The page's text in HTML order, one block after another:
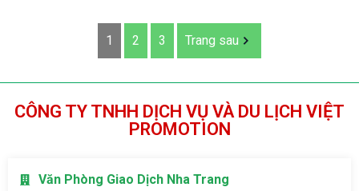
1 2 3 Trang sau
CÔNG TY TNHH DỊCH VỤ VÀ DU LỊCH VIỆT
PROMOTION
Văn Phòng Giao Dịch Nha Trang